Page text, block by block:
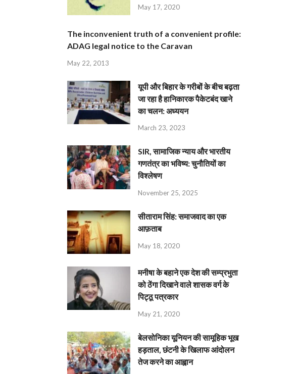
May 17, 2020
The inconvenient truth of a convenient profile:
ADAG legal notice to the Caravan
May 22, 2013
यूपी और बिहार के गरीबों के बीच बढ़ता
जा रहा है हानिकारक पैकेटबंद खाने
का चलन: अध्ययन
March 23, 2023
SIR, सामाजिक न्याय और भारतीय
गणतंत्र का भविष्य: चुनौतियों का
विश्लेषण
November 25, 2025
सीताराम सिंह: समाजवाद का एक
आफ़ताब
May 18, 2020
मनीषा के बहाने एक देश की सम्प्रभुता
को ठेंगा दिखाने वाले शासक वर्ग के
पिट्ठू पत्रकार
May 21, 2020
बेलसोनिका यूनियन की सामूहिक भूख
हड़ताल, छंटनी के खिलाफ आंदोलन
तेज करने का आह्वान